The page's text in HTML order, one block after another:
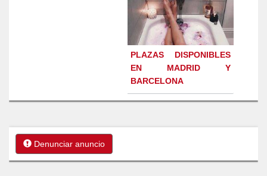
PLAZAS DISPONIBLES
EN MADRID Y
BARCELONA
Denunciar anuncio